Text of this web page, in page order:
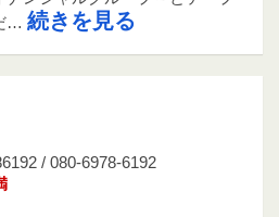
… 続きを見る
/ 080-6978-6192